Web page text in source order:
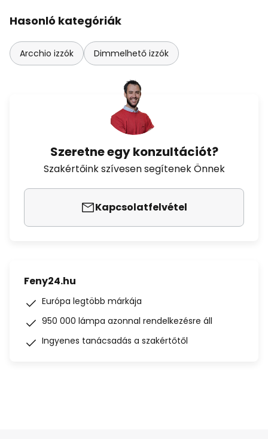
Hasonló kategóriák
Arcchio izzók Dimmelhető izzók
Szeretne egy konzultációt?
Szakértőink szívesen segítenek Önnek
Kapcsolatfelvétel
Feny24.hu
Európa legtöbb márkája
950 000 lámpa azonnal rendelkezésre áll
Ingyenes tanácsadás a szakértőtől